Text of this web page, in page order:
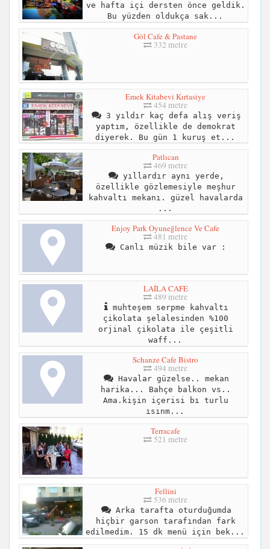
ve hafta içi dersten önce geldik.
Bu yüzden oldukça sak...
Göl Cafe & Pastane
332 metre
Emek Kitabevi Kırtasiye
454 metre
3 yıldır kaç defa alış veriş
yaptım, özellikle de demokrat
diyerek. Bu gün 1 kuruş et...
Patlıcan
469 metre
yıllardır aynı yerde,
özellikle gözlemesiyle meşhur
kahvaltı mekanı. güzel havalarda
...
Enjoy Park Oyuneğlence Ve Cafe
481 metre
Canlı müzik bile var :
LAİLA CAFE
489 metre
muhteşem serpme kahvaltı
çikolata şelalesinden %100
orjinal çikolata ile çeşitli
waff...
Schanze Cafe Bistro
494 metre
Havalar güzelse.. mekan
harika... Bahçe balkon vs..
Ama.kişin içerisi bı turlu
ısınm...
Terracafe
521 metre
Fellini
536 metre
Arka tarafta oturduğumda
hiçbir garson tarafından fark
edilmedim. 15 dk menü için bek...